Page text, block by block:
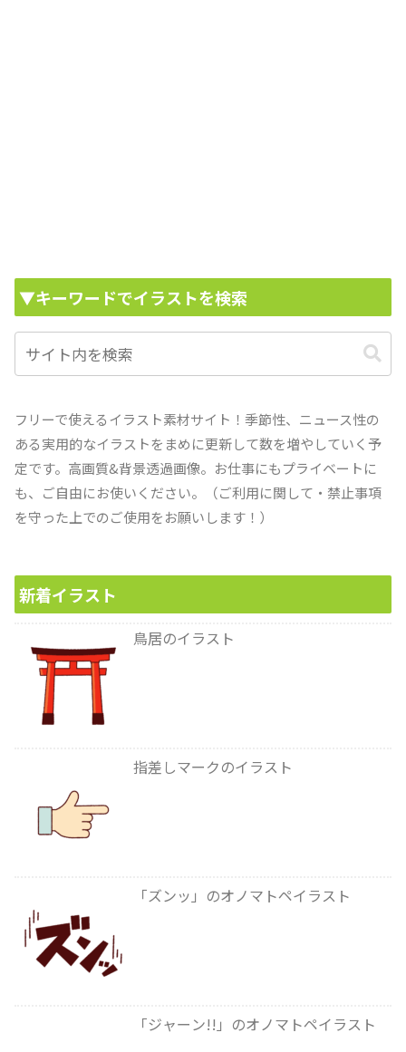
▼キーワードでイラストを検索
フリーで使えるイラスト素材サイト！季節性、ニュース性の
ある実用的なイラストをまめに更新して数を増やしていく予
定です。高画質&背景透過画像。お仕事にもプライベートに
も、ご自由にお使いください。（ご利用に関して・禁止事項
を守った上でのご使用をお願いします！）
新着イラスト
鳥居のイラスト
指差しマークのイラスト
「ズンッ」のオノマトペイラスト
「ジャーン!!」のオノマトペイラスト